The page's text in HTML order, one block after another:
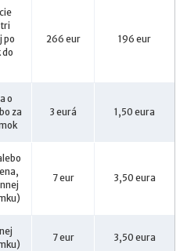
po
do
266 eur 196 eur
o
za
3 eurá 1,50 eura
7 eur 3,50 eura
7 eur 3,50 eura